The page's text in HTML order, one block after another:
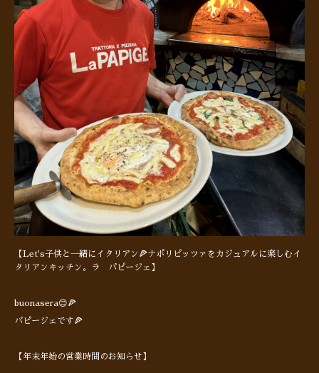
【Let's子供と一緒にイタリアン🍕ナポリピッツァをカジュアルに楽しむイ
タリアンキッチン。ラ パピージェ】
buonasera😊🍕
パピージェです🍕
【年末年始の営業時間のお知らせ】